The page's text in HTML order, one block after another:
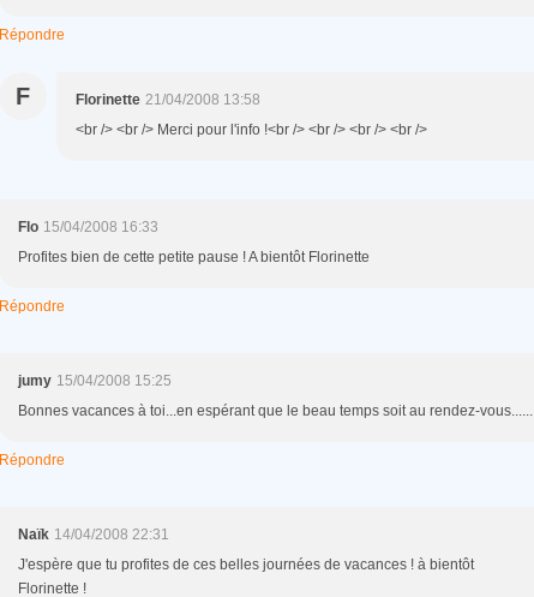
Répondre
F Florinette 21/04/2008 13:58
<br /> <br /> Merci pour l'info !<br /> <br /> <br /> <br />
Flo 15/04/2008 16:33
Profites bien de cette petite pause ! A bientôt Florinette
Répondre
jumy 15/04/2008 15:25
Bonnes vacances à toi...en espérant que le beau temps soit au rendez-vous......
Répondre
Naïk 14/04/2008 22:31
J'espère que tu profites de ces belles journées de vacances ! à bientôt
Florinette !